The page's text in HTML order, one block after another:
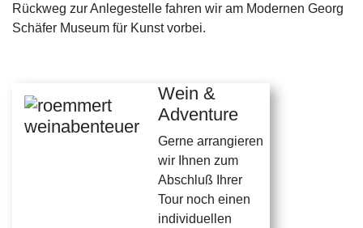
Rückweg zur Anlegestelle fahren wir am Modernen Georg
Schäfer Museum für Kunst vorbei.
Wein &
Adventure
Gerne arrangieren
wir Ihnen zum
Abschluß Ihrer
Tour noch einen
individuellen